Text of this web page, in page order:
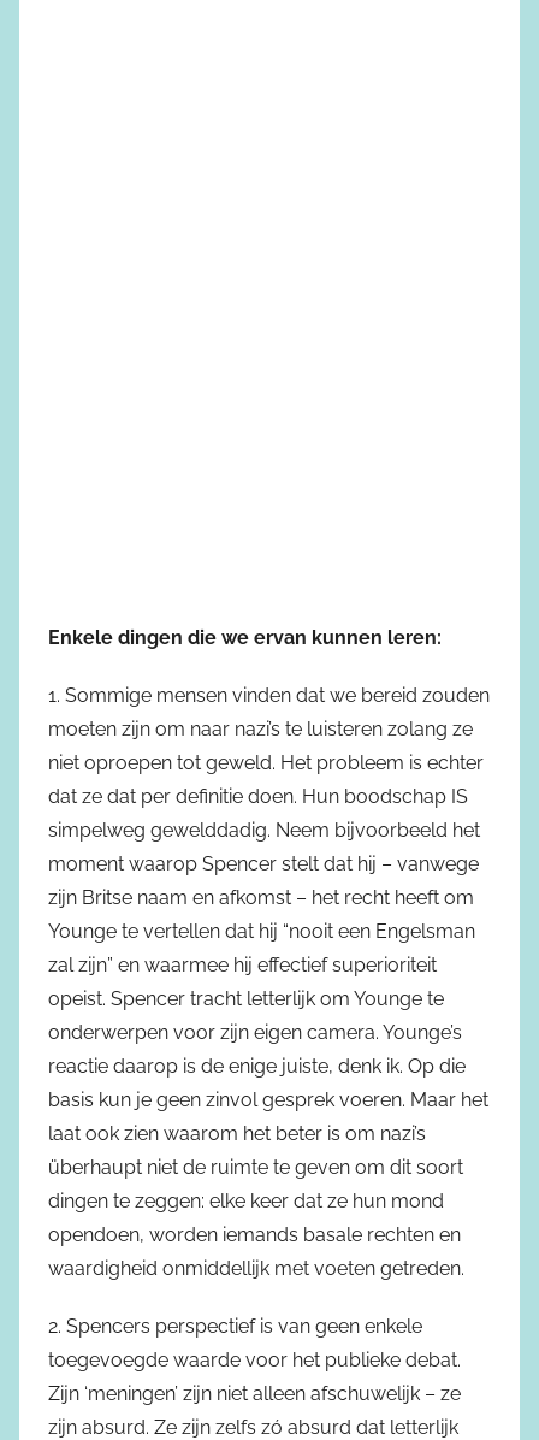
Enkele dingen die we ervan kunnen leren:
1. Sommige mensen vinden dat we bereid zouden
moeten zijn om naar nazi’s te luisteren zolang ze
niet oproepen tot geweld. Het probleem is echter
dat ze dat per definitie doen. Hun boodschap IS
simpelweg gewelddadig. Neem bijvoorbeeld het
moment waarop Spencer stelt dat hij – vanwege
zijn Britse naam en afkomst – het recht heeft om
Younge te vertellen dat hij “nooit een Engelsman
zal zijn” en waarmee hij effectief superioriteit
opeist. Spencer tracht letterlijk om Younge te
onderwerpen voor zijn eigen camera. Younge’s
reactie daarop is de enige juiste, denk ik. Op die
basis kun je geen zinvol gesprek voeren. Maar het
laat ook zien waarom het beter is om nazi’s
überhaupt niet de ruimte te geven om dit soort
dingen te zeggen: elke keer dat ze hun mond
opendoen, worden iemands basale rechten en
waardigheid onmiddellijk met voeten getreden.
2. Spencers perspectief is van geen enkele
toegevoegde waarde voor het publieke debat.
Zijn ‘meningen’ zijn niet alleen afschuwelijk – ze
zijn absurd. Ze zijn zelfs zó absurd dat letterlijk